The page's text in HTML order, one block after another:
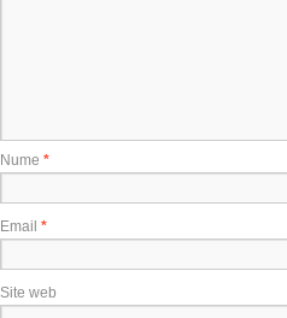
Nume *
Email *
Site web